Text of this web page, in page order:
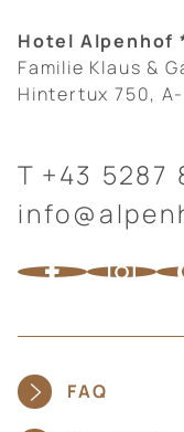
Hotel Alpenhof
Familie Klaus &
Hintertux 750,
T +43 5287
FAQ